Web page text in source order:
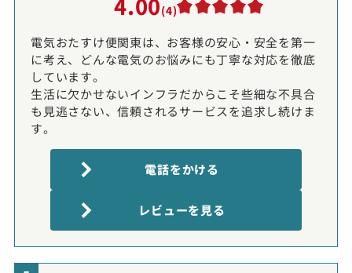
(4)
電気おたすけ便関東は、お客様の安心・安全を第一
に考え、どんな電気のお悩みにも丁寧な対応を徹底
しています。
生活に欠かせないインフラだからこそ些細な不具合
も見逃さない、信頼されるサービスを追求し続けま
す。
電話をかける
レビューを見る